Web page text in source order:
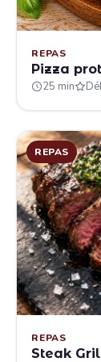
REPAS
Pizza
25 min
REPAS
REPAS
Steak